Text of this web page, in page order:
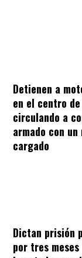
Detienen a
en el centro de
circulando a
armado con
cargado
Dictan prisión
por tres meses